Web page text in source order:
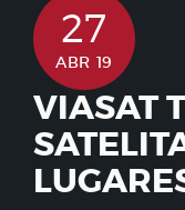
27
ABR 19
VIASAT